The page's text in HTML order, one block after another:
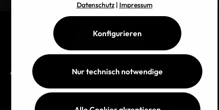
AGB Impressum DatenschutzWiderrufsbelehrung Versand
Realisiert mitnextsolutions GmbH
Datenschutz| Impressum
Nur technisch notwendige
Konfigurieren